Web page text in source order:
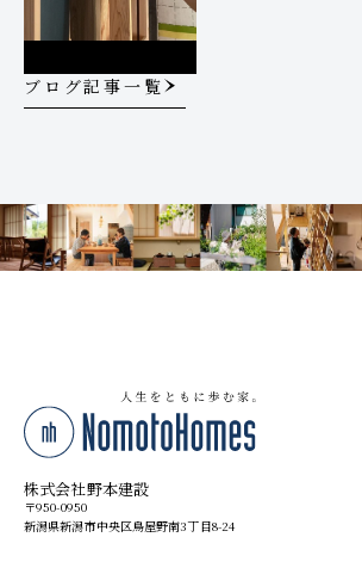
ブログ記事一覧
株式会社野本建設
〒950-0950
新潟県新潟市中央区鳥屋野南3丁目8-24